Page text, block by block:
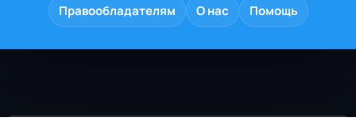
Правообладателям
О нас Помощь